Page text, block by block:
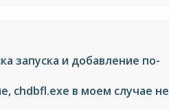
запуска и добавление по-
chdbfl.exe в моем случае не